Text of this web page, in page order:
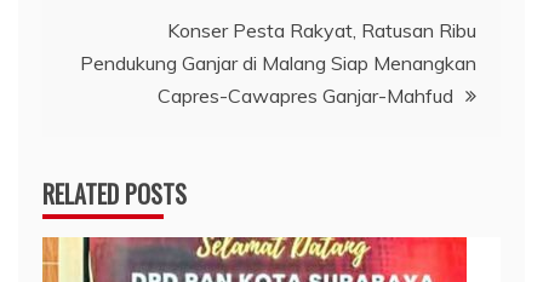
Konser Pesta Rakyat, Ratusan Ribu
Pendukung Ganjar di Malang Siap Menangkan
Capres-Cawapres Ganjar-Mahfud
RELATED POSTS